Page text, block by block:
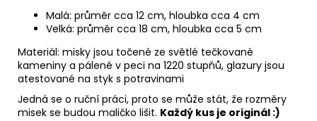
Malá: průměr cca 12 cm, hloubka cca 4 cm
Velká: průměr cca 18 cm, hloubka cca 5 cm
Materiál: misky jsou točené ze světlé tečkované
kameniny a pálené v peci na 1220 stupňů, glazury jsou
atestované na styk s potravinami
Jedná se o ruční práci, proto se může stát, že rozměry
misek se budou maličko lišit. Každý kus je originál :)